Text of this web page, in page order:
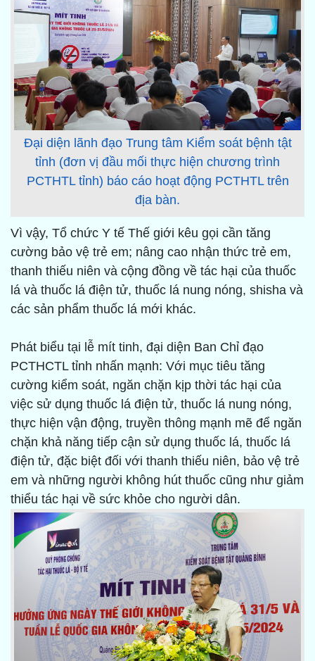
Đại diện lãnh đạo Trung tâm Kiểm soát bệnh tật
tỉnh (đơn vị đầu mối thực hiện chương trình
PCTHTL tỉnh) báo cáo hoạt động PCTHTL trên
địa bàn.
Vì vậy, Tổ chức Y tế Thế giới kêu gọi cần tăng
cường bảo vệ trẻ em; nâng cao nhận thức trẻ em,
thanh thiếu niên và cộng đồng về tác hại của thuốc
lá và thuốc lá điện tử, thuốc lá nung nóng, shisha và
các sản phẩm thuốc lá mới khác.
Phát biểu tại lễ mít tinh, đại diện Ban Chỉ đạo
PCTHCTL tỉnh nhấn mạnh: Với mục tiêu tăng
cường kiểm soát, ngăn chặn kịp thời tác hại của
việc sử dụng thuốc lá điện tử, thuốc lá nung nóng,
thực hiện vận động, truyền thông mạnh mẽ để ngăn
chặn khả năng tiếp cận sử dụng thuốc lá, thuốc lá
điện tử, đặc biệt đối với thanh thiếu niên, bảo vệ trẻ
em và những người không hút thuốc cũng như giảm
thiểu tác hại về sức khỏe cho người dân.